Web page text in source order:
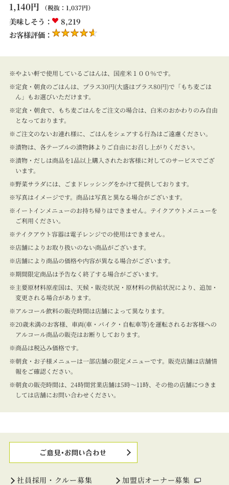
1,140円 （税抜： 1,037円）
美味しそう：
8,219
お客様評価：
やよい軒で使用しているごはんは、国産米１００％です。
定食・朝食のごはんは、プラス30円(大盛はプラス80円)で「もち麦ごは
ん」もお選びいただけます。
定食・朝食で、もち麦ごはんをご注文の場合は、白米のおかわりのみ自由
となっております。
ご注文のないお連れ様に、ごはんをシェアする行為はご遠慮ください。
漬物は、各テーブルの漬物鉢よりご自由にお召し上がりください。
漬物・だしは商品を1品以上購入されたお客様に対してのサービスでござ
います。
野菜サラダには、ごまドレッシングをかけて提供しております。
写真はイメージです。商品は写真と異なる場合がございます。
イートインメニューのお持ち帰りはできません。テイクアウトメニューを
ご利用ください。
テイクアウト容器は電子レンジでの使用はできません。
店舗によりお取り扱いのない商品がございます。
店舗により商品の価格や内容が異なる場合がございます。
期間限定商品は予告なく終了する場合がございます。
主要原材料原産国は、天候・販売状況・原材料の供給状況により、追加・
変更される場合があります。
アルコール飲料の販売時間は店舗によって異なります。
20歳未満のお客様、車両(車・バイク・自転車等)を運転されるお客様への
アルコール商品の販売はお断りしております。
商品は税込み価格です。
朝食・お子様メニューは一部店舗の限定メニューです。販売店舗は店舗情
報をご確認ください。
朝食の販売時間は、24時間営業店舗は5時～11時、その他の店舗につきま
しては店舗にお問い合わせください。
社員採用・クルー募集 加盟店オーナー募集